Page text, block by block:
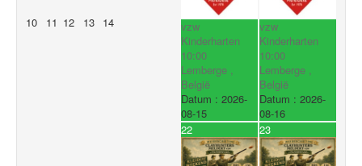
10 11 12 13 14
vzw
Kinderharten
10:00
Lemberge ,
België
Datum : 2026-
08-15
vzw
Kinderharten
10:00
Lemberge ,
België
Datum : 2026-
08-16
22 23